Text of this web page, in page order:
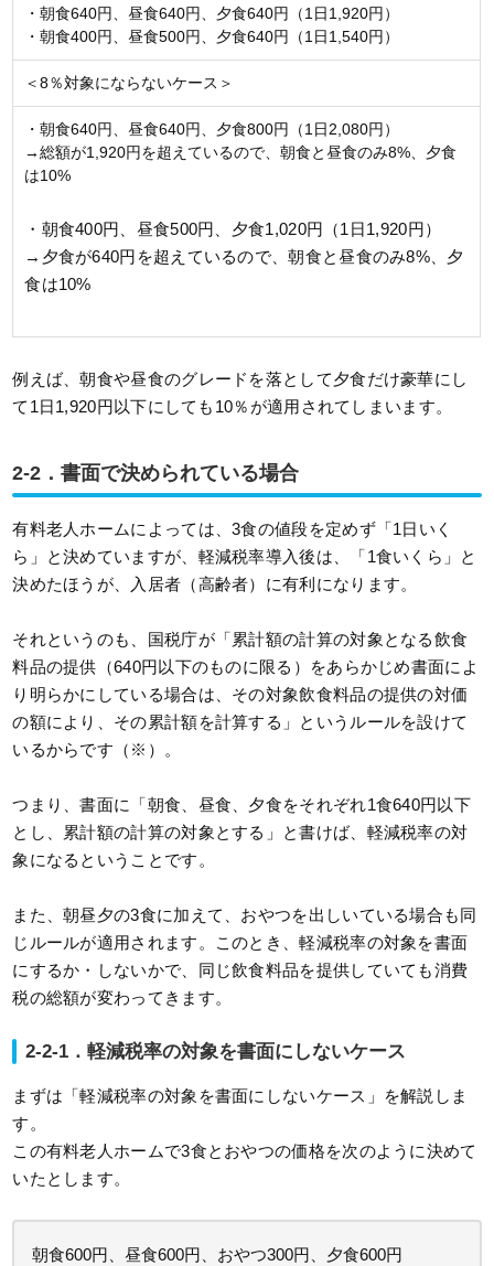
・朝食640円、昼食640円、夕食640円（1日1,920円）
・朝食400円、昼食500円、夕食640円（1日1,540円）
＜8％対象にならないケース＞
・朝食640円、昼食640円、夕食800円（1日2,080円）
→総額が1,920円を超えているので、朝食と昼食のみ8%、夕食
は10%
・朝食400円、昼食500円、夕食1,020円（1日1,920円）
→夕食が640円を超えているので、朝食と昼食のみ8%、夕
食は10%
例えば、朝食や昼食のグレードを落として夕食だけ豪華にし
て1日1,920円以下にしても10％が適用されてしまいます。
2-2．書面で決められている場合
有料老人ホームによっては、3食の値段を定めず「1日いく
ら」と決めていますが、軽減税率導入後は、「1食いくら」と
決めたほうが、入居者（高齢者）に有利になります。
それというのも、国税庁が「累計額の計算の対象となる飲食
料品の提供（640円以下のものに限る）をあらかじめ書面によ
り明らかにしている場合は、その対象飲食料品の提供の対価
の額により、その累計額を計算する」というルールを設けて
いるからです（※）。
つまり、書面に「朝食、昼食、夕食をそれぞれ1食640円以下
とし、累計額の計算の対象とする」と書けば、軽減税率の対
象になるということです。
また、朝昼夕の3食に加えて、おやつを出しいている場合も同
じルールが適用されます。このとき、軽減税率の対象を書面
にするか・しないかで、同じ飲食料品を提供していても消費
税の総額が変わってきます。
2-2-1．軽減税率の対象を書面にしないケース
まずは「軽減税率の対象を書面にしないケース」を解説しま
す。
この有料老人ホームで3食とおやつの価格を次のように決めて
いたとします。
朝食600円、昼食600円、おやつ300円、夕食600円